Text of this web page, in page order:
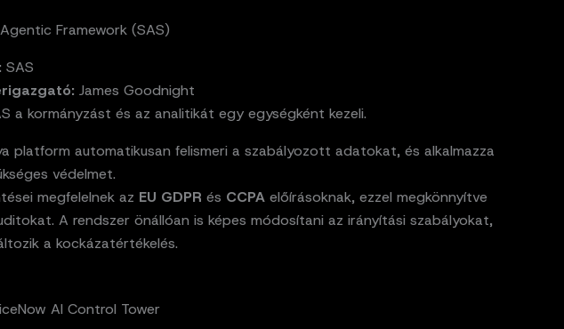
Framework (SAS)
SAS
James Goodnight
a kormányzást és az analitikát egy egységként kezeli.
platform automatikusan felismeri a szabályozott adatokat, és alkalmazza
védelmet.
megfelelnek az EU GDPR és CCPA előírásoknak, ezzel megkönnyítve
A rendszer önállóan is képes módosítani az irányítási szabályokat,
a kockázatértékelés.
AI Control Tower